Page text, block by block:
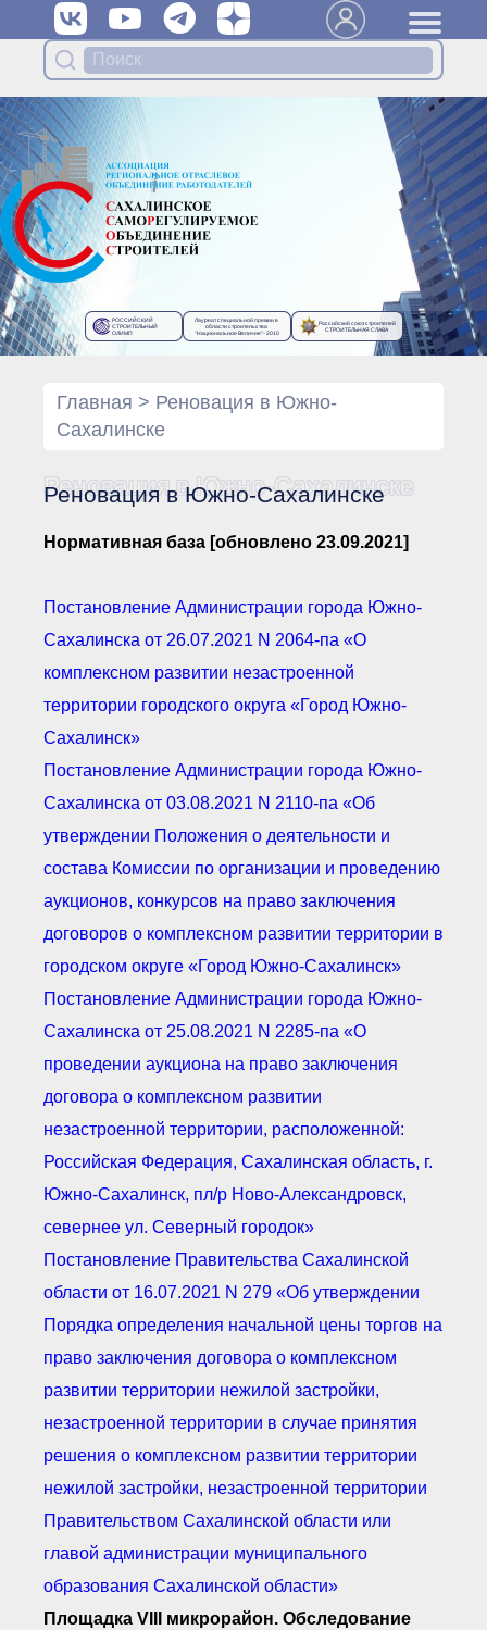
Органы управления Ассоциации
● Общее собрание членов
● Генеральный директор
Специализированные органы
● Контрольный комитет
● Дисциплинарный комитет
● Архив
Протоколы органов управления
Документы Ассоциации
● Действующие документы
Финансовая отчетность
Компенсационный фонд
Реестры Ассоциации
Ассоциации
осуществляющих
объединения
● Реестр членов
Застройщиков
● Реестр членов
Ассоциации — технических
заказчиков
Ассоциации с правом
● Реестр членов СРО
лаборатории
Архив реестров
Общественный контроль
Политика информационной
открытости
Антикоррупционная политика
Членство в НКО
Работа в Общественных советах
техническим регламентам
Повышение квалификации,
переподготовка
РОССИЙСКИЙ
СТРОИТЕЛЬНЫЙ
ОЛИМП
Лауреат специальной премии в
области строительства
“Национальное Величие”- 2010
Российский союз строителей
СТРОИТЕЛЬНАЯ СЛАВА
Главная > Реновация в Южно-
Сахалинске
Реновация в Южно-Сахалинске
Реновация в Южно-Сахалинске
Нормативная база [обновлено 23.09.2021]
Постановление Администрации города Южно-
Сахалинска от 26.07.2021 N 2064-па «О
комплексном развитии незастроенной
территории городского округа «Город Южно-
Сахалинск»
Постановление Администрации города Южно-
Сахалинска от 03.08.2021 N 2110-па «Об
утверждении Положения о деятельности и
состава Комиссии по организации и проведению
аукционов, конкурсов на право заключения
договоров о комплексном развитии территории в
городском округе «Город Южно-Сахалинск»
Постановление Администрации города Южно-
Сахалинска от 25.08.2021 N 2285-па «О
проведении аукциона на право заключения
договора о комплексном развитии
незастроенной территории, расположенной:
Российская Федерация, Сахалинская область, г.
Южно-Сахалинск, пл/р Ново-Александровск,
севернее ул. Северный городок»
Постановление Правительства Сахалинской
области от 16.07.2021 N 279 «Об утверждении
Порядка определения начальной цены торгов на
право заключения договора о комплексном
развитии территории нежилой застройки,
незастроенной территории в случае принятия
решения о комплексном развитии территории
нежилой застройки, незастроенной территории
Правительством Сахалинской области или
главой администрации муниципального
образования Сахалинской области»
Площадка VIII микрорайон. Обследование